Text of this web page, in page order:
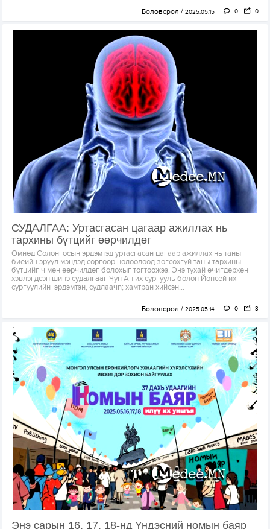
Боловсрол 2025.05.15 0 0
СУДАЛГАА: Уртасгасан цагаар ажиллах нь
тархины бүтцийг өөрчилдөг
Өмнөд Солонгосын эрдэмтэд уртасгасан цагаар ажиллах нь таны
биеийн эрүүл мэндэд сөргөөр нөлөөлөөд зогсохгүй таны тархины
бүтцийг ч мөн өөрчилдөг болохыг тогтоожээ. Энэ тухай өчигдөрхөн
хэвлэгдсэн шинэ судалгааг Чун Ан их сургууль болон Йонсей их
сургуулийн эрдэмтэн, судлаачn; хамтран хийсэн...
Боловсрол 2025.05.14 0 3
Энэ сарын 16, 17, 18-нд Үндэсний номын баяр